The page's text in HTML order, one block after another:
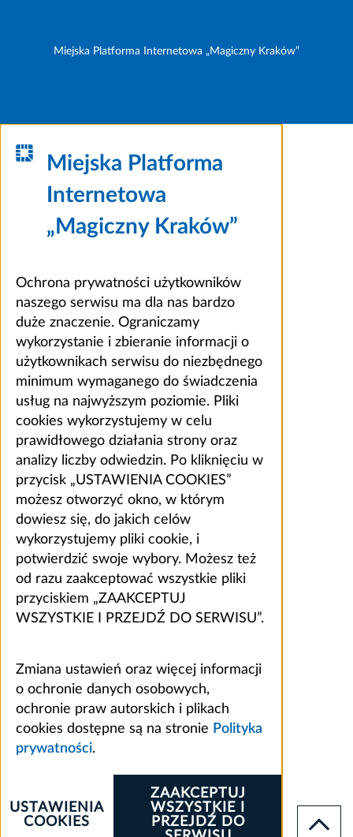
Miejska Platforma Internetowa „Magiczny Kraków”
Miejska Platforma
Internetowa
„Magiczny Kraków”
Ochrona prywatności użytkowników
naszego serwisu ma dla nas bardzo
duże znaczenie. Ograniczamy
wykorzystanie i zbieranie informacji o
użytkownikach serwisu do niezbędnego
minimum wymaganego do świadczenia
usług na najwyższym poziomie. Pliki
cookies wykorzystujemy w celu
prawidłowego działania strony oraz
analizy liczby odwiedzin. Po kliknięciu w
przycisk „USTAWIENIA COOKIES”
możesz otworzyć okno, w którym
dowiesz się, do jakich celów
wykorzystujemy pliki cookie, i
potwierdzić swoje wybory. Możesz też
od razu zaakceptować wszystkie pliki
przyciskiem „ZAAKCEPTUJ
WSZYSTKIE I PRZEJDŹ DO SERWISU”.
Zmiana ustawień oraz więcej informacji
o ochronie danych osobowych,
ochronie praw autorskich i plikach
cookies dostępne są na stronie Polityka
prywatności.
ZAAKCEPTUJ
WSZYSTKIE I
PRZEJDŹ DO
USTAWIENIA
COOKIES